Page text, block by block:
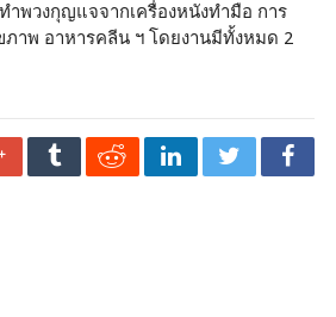
ำพวงกุญแจจากเครื่องหนังทำมือ การ
ภาพ อาหารคลีน ฯ โดยงานมีทั้งหมด 2